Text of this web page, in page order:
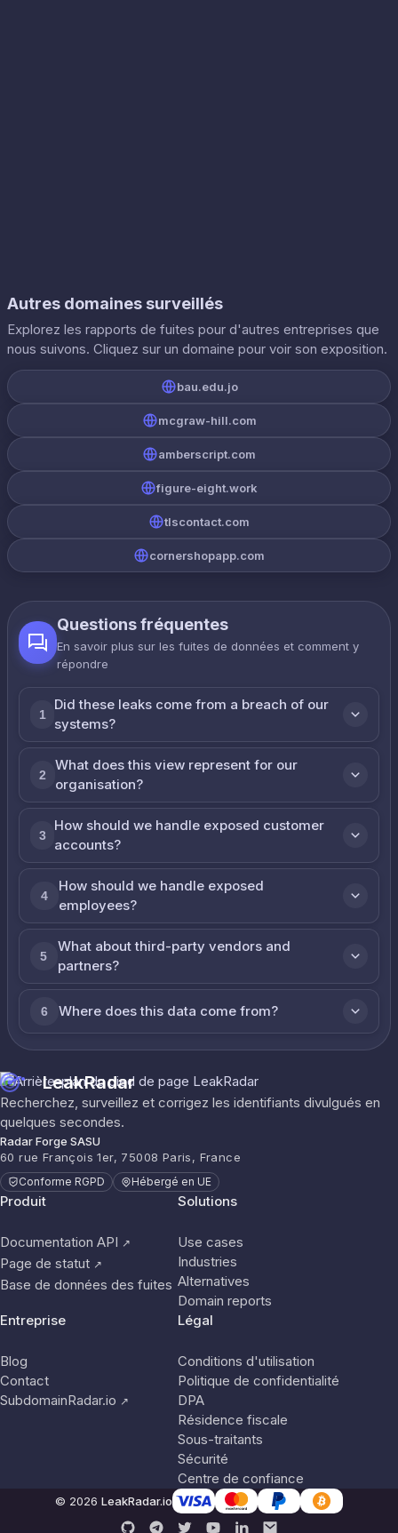
Autres domaines surveillés
Explorez les rapports de fuites pour d'autres entreprises que
nous suivons. Cliquez sur un domaine pour voir son exposition.
bau.edu.jo
mcgraw-hill.com
amberscript.com
figure-eight.work
tlscontact.com
cornershopapp.com
Questions fréquentes
En savoir plus sur les fuites de données et comment y
répondre
1
Did these leaks come from a breach of our
systems?
2
What does this view represent for our
organisation?
3
How should we handle exposed customer
accounts?
4
How should we handle exposed
employees?
5
What about third-party vendors and
partners?
6 Where does this data come from?
LeakRadar
Recherchez, surveillez et corrigez les identifiants divulgués en
quelques secondes.
Radar Forge SASU
60 rue François 1er, 75008 Paris, France
Conforme RGPD Hébergé en UE
Produit
Documentation API ↗
Page de statut ↗
Base de données des fuites
Solutions
Use cases
Industries
Alternatives
Domain reports
Entreprise
Blog
Contact
SubdomainRadar.io ↗
Légal
Conditions d'utilisation
Politique de confidentialité
DPA
Résidence fiscale
Sous-traitants
Sécurité
Centre de confiance
© 2026 LeakRadar.io